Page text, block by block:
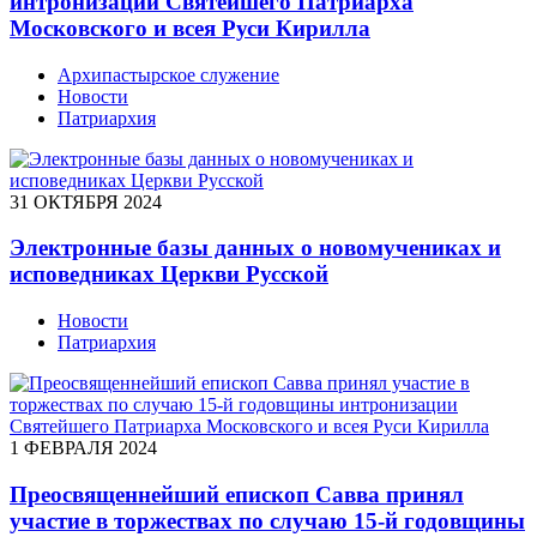
Московского и всея Руси Кирилла
Архипастырское служение
Новости
Патриархия
31 ОКТЯБРЯ 2024
Электронные базы данных о новомучениках и
исповедниках Церкви Русской
Новости
Патриархия
1 ФЕВРАЛЯ 2024
Преосвященнейший епископ Савва принял
участие в торжествах по случаю 15-й годовщины